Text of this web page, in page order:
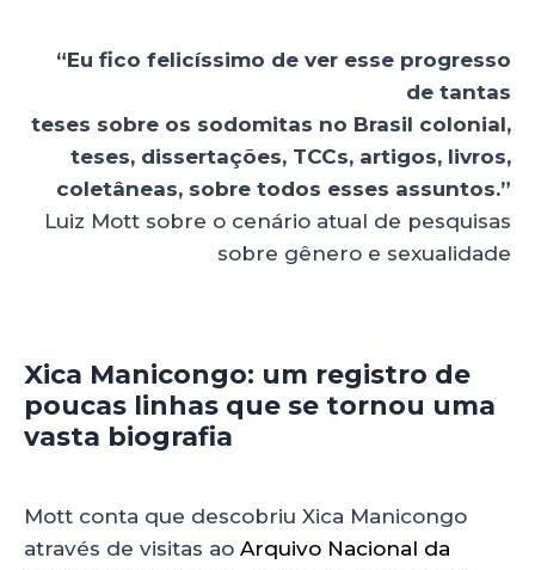
“Eu fico felicíssimo de ver esse progresso
de tantas
teses sobre os sodomitas no Brasil colonial,
teses, dissertações, TCCs, artigos, livros,
coletâneas, sobre todos esses assuntos.”
Luiz Mott sobre o cenário atual de pesquisas
sobre gênero e sexualidade
Xica Manicongo: um registro de
poucas linhas que se tornou uma
vasta biografia
Mott conta que descobriu Xica Manicongo
através de visitas ao Arquivo Nacional da